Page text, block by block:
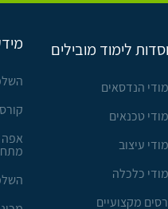
לימוד מובילים
הנדסאים
טכנאים
עיצוב
כלכלה
מקצועיים
אפה